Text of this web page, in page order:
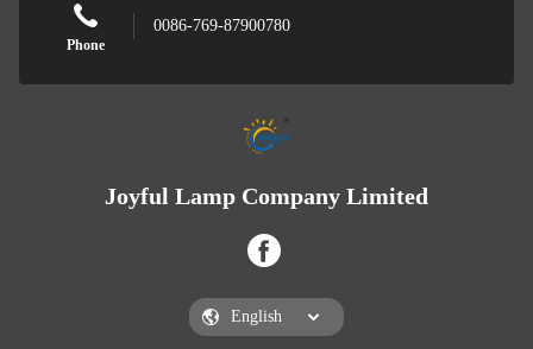
Phone
0086-769-87900780
Joyful Lamp Company Limited